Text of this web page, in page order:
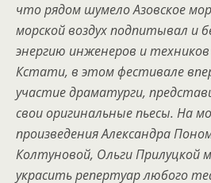
что рядом шумело Азовское
морской воздух подпитывал и
энергию инженеров и техников
Кстати, в этом фестивале
участие драматурги,
свои оригинальные пьесы. На
произведения Александра
Колтуновой, Ольги Прилуцкой
украсить репертуар любого